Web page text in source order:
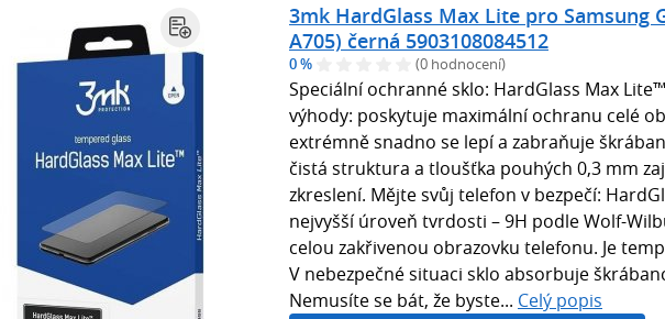
3mk HardGlass Max Lite pro Samsung
A705) černá 5903108084512
0 % (0 hodnocení)
Speciální ochranné sklo: HardGlass Max
výhody: poskytuje maximální ochranu celé
extrémně snadno se lepí a zabraňuje
čistá struktura a tloušťka pouhých 0,3 mm
zkreslení. Mějte svůj telefon v bezpečí:
nejvyšší úroveň tvrdosti – 9H podle Wolf-
celou zakřivenou obrazovku telefonu. Je
V nebezpečné situaci sklo absorbuje
Nemusíte se bát, že byste... Celý popis